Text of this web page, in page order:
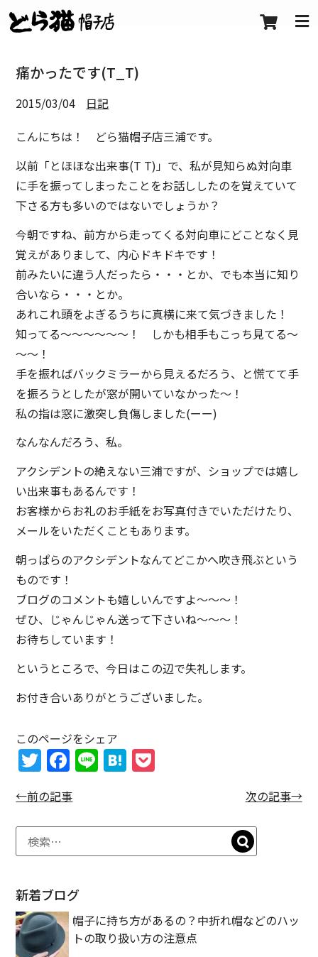
痛かったです(T_T)
2015/03/04
日記
こんにちは！ どら猫帽子店三浦です。
以前「とほほな出来事(T T)」で、私が見知らぬ対向車
に手を振ってしまったことをお話ししたのを覚えていて
下さる方も多いのではないでしょうか？
今朝ですね、前方から走ってくる対向車にどことなく見
覚えがありまして、内心ドキドキです！
前みたいに違う人だったら・・・とか、でも本当に知り
合いなら・・・とか。
あれこれ頭をよぎるうちに真横に来て気づきました！
知ってる～～～～～～！ しかも相手もこっち見てる～
～～！
手を振ればバックミラーから見えるだろう、と慌てて手
を振ろうとしたが窓が開いていなかった～！
私の指は窓に激突し負傷しました(ーー)
なんなんだろう、私。
アクシデントの絶えない三浦ですが、ショップでは嬉し
い出来事もあるんです！
お客様からお礼のお手紙をお写真付きでいただけたり、
メールをいただくこともあります。
朝っぱらのアクシデントなんてどこかへ吹き飛ぶという
ものです！
ブログのコメントも嬉しいんですよ～～～！
ぜひ、じゃんじゃん送って下さいね～～～！
お待ちしています！
というところで、今日はこの辺で失礼します。
お付き合いありがとうございました。
このページをシェア
T
w
itt
er
F
a
c
e
b
o
k
Li H
n
a
k
et
←前の記事 次の記事→
新着ブログ
帽子に持ち方があるの？中折れ帽などのハッ
トの取り扱い方の注意点